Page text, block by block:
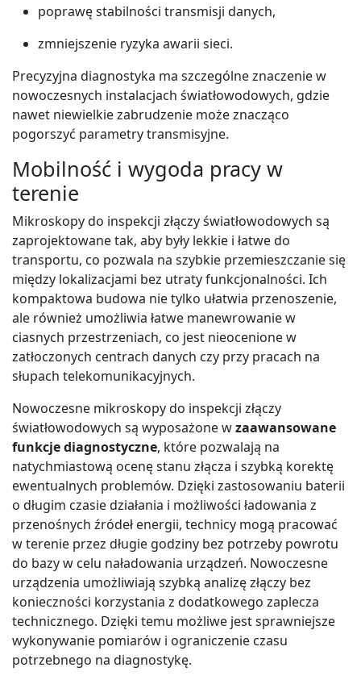
poprawę stabilności transmisji danych,
zmniejszenie ryzyka awarii sieci.
Precyzyjna diagnostyka ma szczególne znaczenie w
nowoczesnych instalacjach światłowodowych, gdzie
nawet niewielkie zabrudzenie może znacząco
pogorszyć parametry transmisyjne.
Mobilność i wygoda pracy w
terenie
Mikroskopy do inspekcji złączy światłowodowych są
zaprojektowane tak, aby były lekkie i łatwe do
transportu, co pozwala na szybkie przemieszczanie się
między lokalizacjami bez utraty funkcjonalności. Ich
kompaktowa budowa nie tylko ułatwia przenoszenie,
ale również umożliwia łatwe manewrowanie w
ciasnych przestrzeniach, co jest nieocenione w
zatłoczonych centrach danych czy przy pracach na
słupach telekomunikacyjnych.
Nowoczesne mikroskopy do inspekcji złączy
światłowodowych są wyposażone wzaawansowane
funkcje diagnostyczne, które pozwalają na
natychmiastową ocenę stanu złącza i szybką korektę
ewentualnych problemów. Dzięki zastosowaniu baterii
o długim czasie działania i możliwości ładowania z
przenośnych źródeł energii, technicy mogą pracować
w terenie przez długie godziny bez potrzeby powrotu
do bazy w celu naładowania urządzeń. Nowoczesne
urządzenia umożliwiają szybką analizę złączy bez
konieczności korzystania z dodatkowego zaplecza
technicznego. Dzięki temu możliwe jest sprawniejsze
wykonywanie pomiarów i ograniczenie czasu
potrzebnego na diagnostykę.